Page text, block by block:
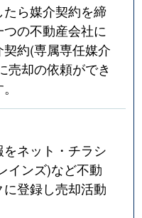
ら媒介契約を締
の不動産会社に
約(専属専任媒介
売却の依頼ができ
ネット・チラシ
インズ)など不動
登録し売却活動